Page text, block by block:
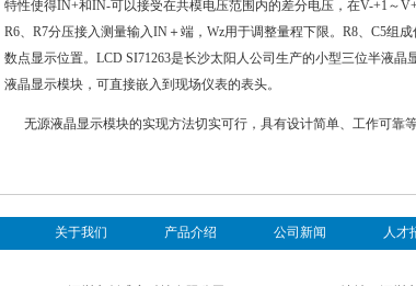
特性使得IN+和IN-可以接受在共模电压范围内的差分电压，在V-+1～
R6、R7分压接入测量输入IN＋端，Wz用于调整量程下限。R8、C5组
数点显示位置。LCD SI71263是长沙太阳人公司生产的小型三位半液
液晶显示模块，可直接嵌入到现场仪表的表头。
无源液晶显示模块的实现方法切实可行，具有设计简单、工作可靠
关于我们 产品介绍 公司新闻 人才